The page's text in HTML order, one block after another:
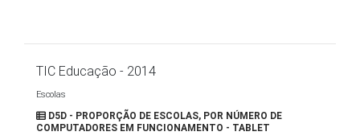
TIC Educação - 2014
Escolas
D5D - PROPORÇÃO DE ESCOLAS, POR NÚMERO DE
COMPUTADORES EM FUNCIONAMENTO - TABLET